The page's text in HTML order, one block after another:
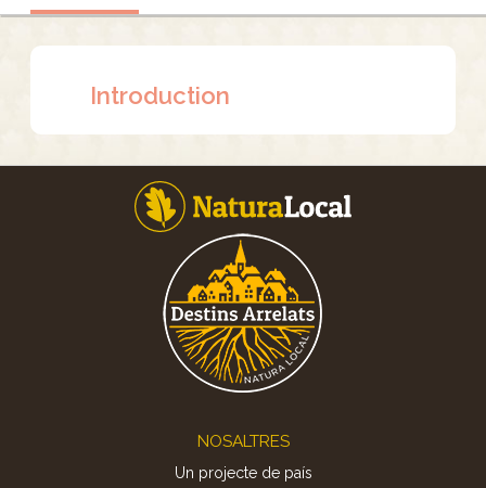
Introduction
NOSALTRES
Un projecte de país